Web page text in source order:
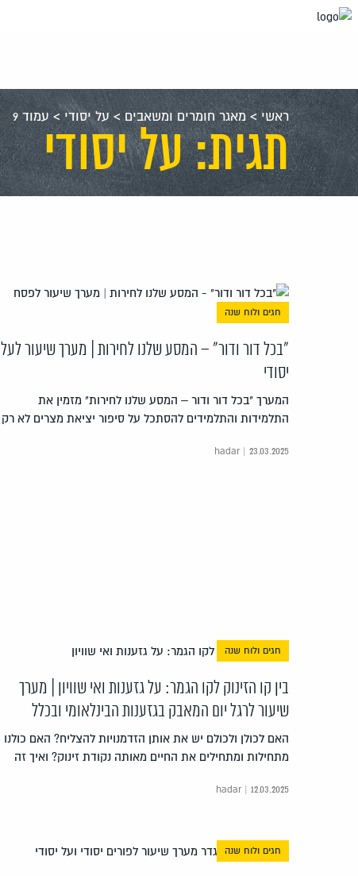
עבור
ראשי>מאגר חומרים ומשאבים> על יסודי>עמוד 9
תגית: על יסודי
חגים ולוח שנה
"בכל דור ודור" – המסע שלנו לחירות | מערך שיעור לעל
יסודי
המערך "בכל דור ודור – המסע שלנו לחירות" מזמין את
התלמידות והתלמידים להסתכל על סיפור יציאת מצרים לא רק
hadar | 23.03.2025
חגים ולוח שנה
בין קו הזינוק לקו הגמר: על גזענות ואי שוויון | מערך
שיעור לרגל יום המאבק בגזענות הבינלאומי ובכלל
האם לכולן ולכולם יש את אותן הזדמנויות להצליח? האם כולנו
מתחילות ומתחילים את החיים מאותה נקודת זינוק? ואיך זה
hadar | 12.03.2025
חגים ולוח שנה